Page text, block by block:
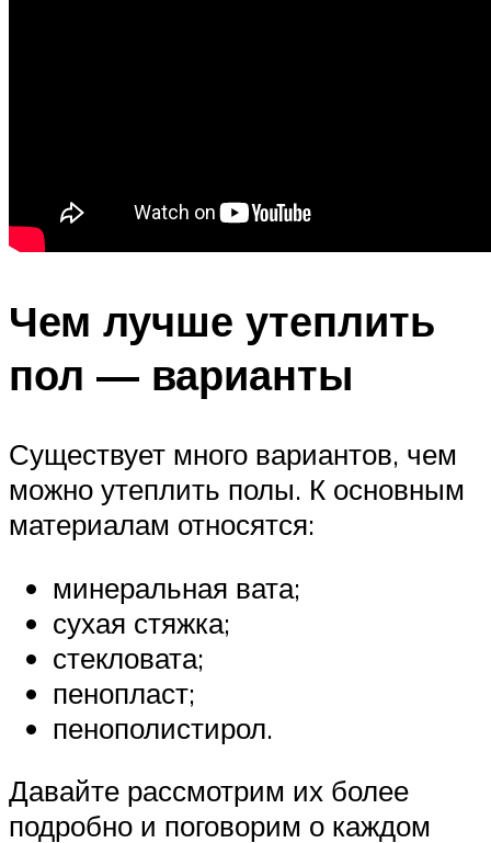
Чем лучше утеплить
пол — варианты
Существует много вариантов, чем
можно утеплить полы. К основным
материалам относятся:
минеральная вата;
сухая стяжка;
стекловата;
пенопласт;
пенополистирол.
Давайте рассмотрим их более
подробно и поговорим о каждом